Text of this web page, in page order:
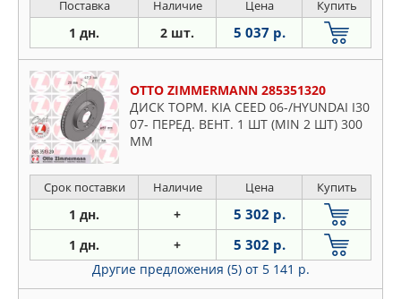
Поставка Наличие Цена Купить
1 дн. 2 шт. 5 037 р.
OTTO ZIMMERMANN 285351320
ДИСК ТОРМ. KIA CEED 06-/HYUNDAI I30
07- ПЕРЕД. ВЕНТ. 1 ШТ (MIN 2 ШТ) 300
ММ
Срок поставки Наличие Цена Купить
1 дн. + 5 302 р.
1 дн. + 5 302 р.
Другие предложения (5) от 5 141 р.